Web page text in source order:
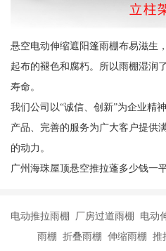
悬空电动伸缩遮阳篷雨棚布易滋生
起布的褪色和腐朽。所以雨棚湿润
寿命。
我们公司以“诚信、创新”为企业精
产品、完善的服务为广大客户提供
的动力。
广州海珠屋顶悬空推拉蓬多少钱一
电动推拉雨棚 厂房过道雨棚 电
雨棚 折叠雨棚 伸缩雨棚 推